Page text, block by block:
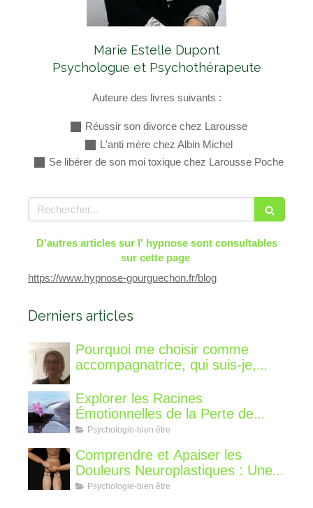
Marie Estelle Dupont
Psychologue et Psychothérapeute
Auteure des livres suivants :
Réussir son divorce chez Larousse
L'anti mère chez Albin Michel
Se libérer de son moi toxique chez Larousse Poche
Rechercher
D'autres articles sur l' hypnose sont consultables
sur cette page
https://www.hypnose-gourguechon.fr/blog
Derniers articles
Pourquoi me choisir comme
accompagnatrice, qui suis-je,
différent?
Explorer les Racines
Émotionnelles de la Perte de
Poids : Un Voyage Intérieur
Psychologie-bien être
Comprendre et Apaiser les
Douleurs Neuroplastiques : Une
Approche avec l'Hypnose,
Psychologie-bien être